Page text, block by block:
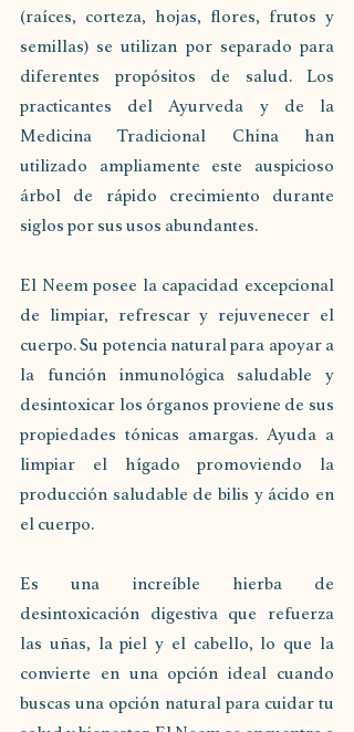
(raíces, corteza, hojas, flores, frutos y
semillas) se utilizan por separado para
diferentes propósitos de salud. Los
practicantes del Ayurveda y de la
Medicina Tradicional China han
utilizado ampliamente este auspicioso
árbol de rápido crecimiento durante
siglos por sus usos abundantes.
El Neem posee la capacidad excepcional
de limpiar, refrescar y rejuvenecer el
cuerpo. Su potencia natural para apoyar a
la función inmunológica saludable y
desintoxicar los órganos proviene de sus
propiedades tónicas amargas. Ayuda a
limpiar el hígado promoviendo la
producción saludable de bilis y ácido en
el cuerpo.
Es una increíble hierba de
desintoxicación digestiva que refuerza
las uñas, la piel y el cabello, lo que la
convierte en una opción ideal cuando
buscas una opción natural para cuidar tu